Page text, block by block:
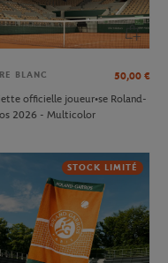
BLANC 50,00 €
officielle joueur•se Roland-
2026 - Multicolor
STOCK LIMITÉ